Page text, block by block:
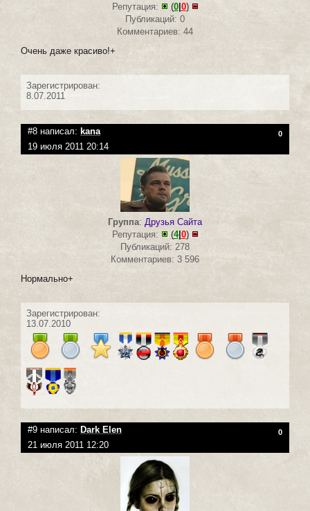
Репутация:
(0| 0)
Публикаций: 0
Комментариев: 44
Очень даже красиво!+
Зарегистрирован:
8.07.2011
#8 написал: kana 0
19 июля 2011 20:14
Группа: Друзья Сайта
Репутация:
(4| 0)
Публикаций: 278
Комментариев: 3 596
Нормально+
Зарегистрирован:
13.07.2010
#9 написал: Dark Elen 0
21 июля 2011 12:20